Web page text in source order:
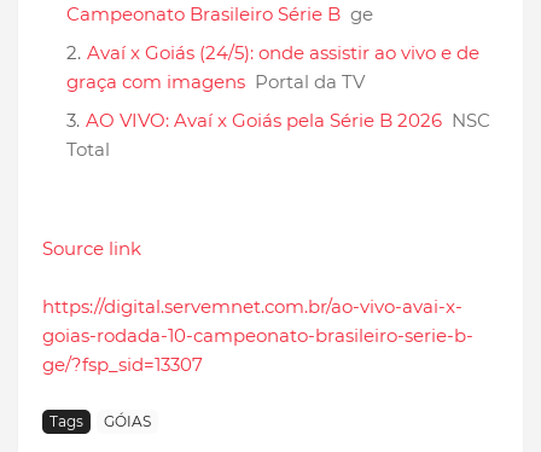
Campeonato Brasileiro Série B ge
Avaí x Goiás (24/5): onde assistir ao vivo e de
graça com imagens Portal da TV
AO VIVO: Avaí x Goiás pela Série B 2026 NSC
Total
Source link
https://digital.servemnet.com.br/ao-vivo-avai-x-
goias-rodada-10-campeonato-brasileiro-serie-b-
ge/?fsp_sid=13307
Tags GÓIAS